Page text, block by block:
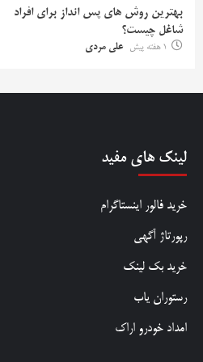
بهترین روش‌ های پس‌ انداز برای افراد
شاغل چیست؟
1 هفته پیش علی مردی
لینک های مفید
خرید فالور اینستاگرام
رپورتاژ آگهی
خرید بک لینک
رستوران یاب
امداد خودرو اراک